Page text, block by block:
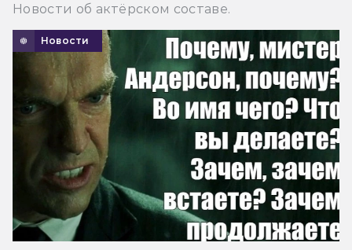
Новости об актёрском составе.
Новости